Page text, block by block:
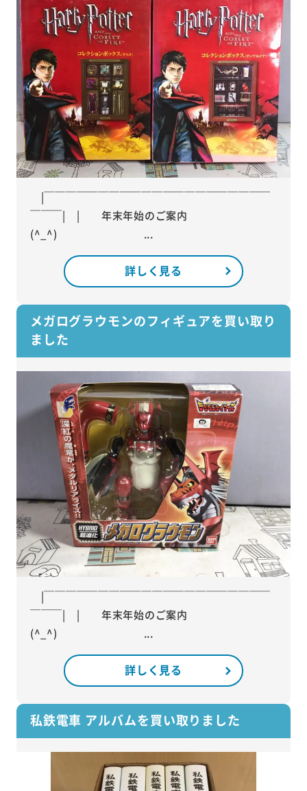
|￣￣￣￣￣￣￣￣￣￣￣￣￣￣￣￣￣￣￣￣￣
￣￣￣| | 年末年始のご案内
(^_^) ...
詳しく見る
メガログラウモンのフィギュアを買い取り
ました
|￣￣￣￣￣￣￣￣￣￣￣￣￣￣￣￣￣￣￣￣￣
￣￣￣| | 年末年始のご案内
(^_^) ...
詳しく見る
私鉄電車 アルバムを買い取りました